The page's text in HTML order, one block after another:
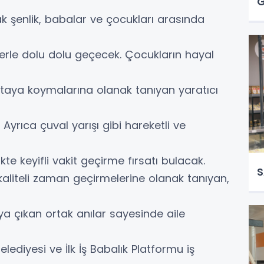
şenlik, babalar ve çocukları arasında
dolu dolu geçecek. Çocukların hayal
koymalarına olanak tanıyan yaratıcı
çuval yarışı gibi hareketli ve
keyifli vakit geçirme fırsatı bulacak.
zaman geçirmelerine olanak tanıyan,
çıkan ortak anılar sayesinde aile
ve İlk İş Babalık Platformu iş